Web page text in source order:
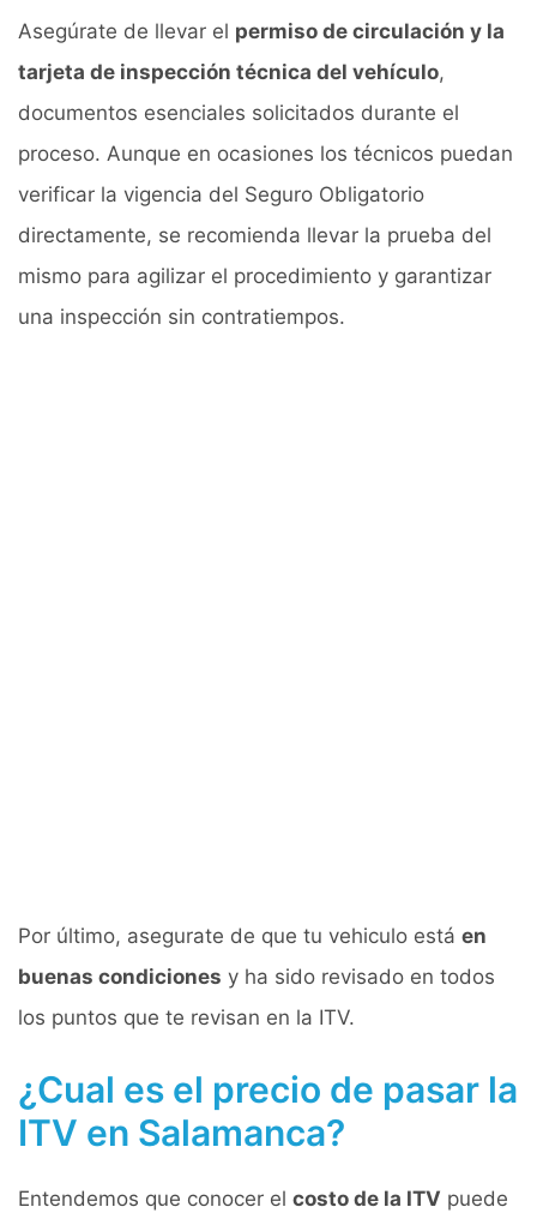
Asegúrate de llevar el permiso de circulación y la
tarjeta de inspección técnica del vehículo,
documentos esenciales solicitados durante el
proceso. Aunque en ocasiones los técnicos puedan
verificar la vigencia del Seguro Obligatorio
directamente, se recomienda llevar la prueba del
mismo para agilizar el procedimiento y garantizar
una inspección sin contratiempos.
Por último, asegurate de que tu vehiculo está en
buenas condiciones y ha sido revisado en todos
los puntos que te revisan en la ITV.
¿Cual es el precio de pasar la
ITV en Salamanca?
Entendemos que conocer el costo de la ITV puede